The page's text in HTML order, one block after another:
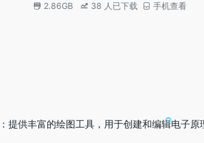
2.86GB 38 人已下载 手机查看
提供丰富的绘图工具，用于创建和编辑电子